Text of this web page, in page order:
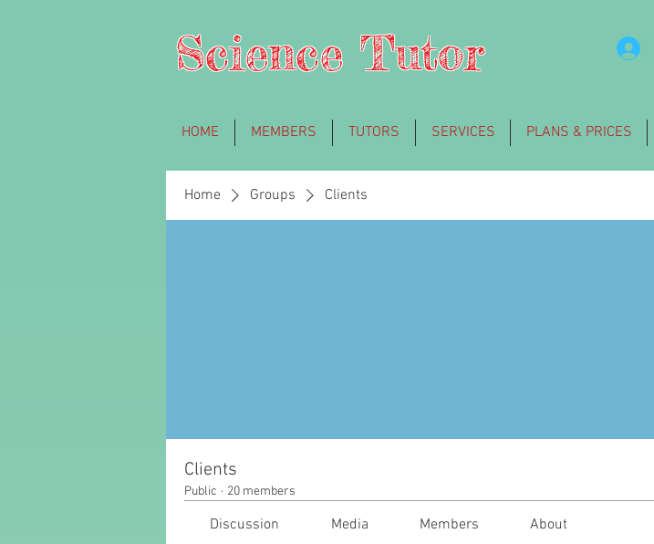
Science Tutor
HOME MEMBERS TUTORS SERVICES PLANS & PRICES
Home Groups Clients
Clients
Public · 20 members
Discussion Media Members About